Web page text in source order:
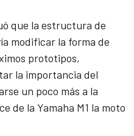
que la estructura de
modificar la forma de
prototipos,
la importancia del
un poco más a la
de la Yamaha M1 la moto